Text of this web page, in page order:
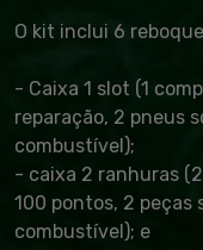
O kit inclui 6
- Caixa 1 slot (1
reparação, 2 pneus
combustível);
- caixa 2 ranhuras
100 pontos, 2 peças
combustível); e